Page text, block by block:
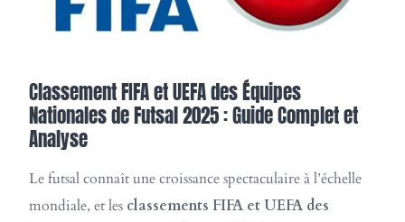
Classement FIFA et UEFA des Équipes
Nationales de Futsal 2025 : Guide Complet et
Analyse
Le futsal connaît une croissance spectaculaire à l’échelle
mondiale, et les classements FIFA et UEFA des